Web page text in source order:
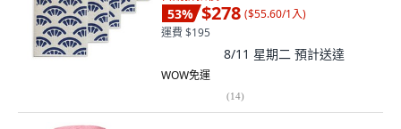
53% $278 ($55.60/1入)
運費 $195
8/11 星期二 預計送達
WOW免運
(14)